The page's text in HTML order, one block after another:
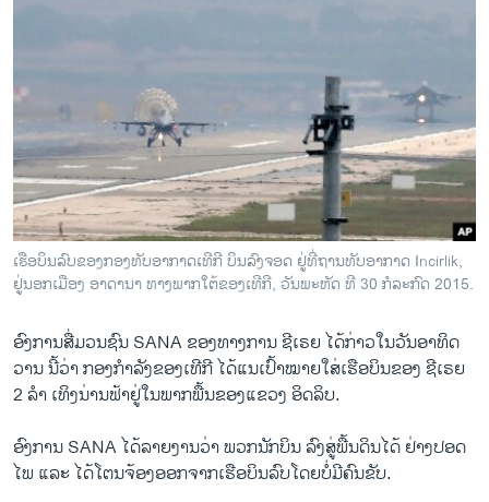
ອິດສະຫຼະພາບດ້ານການຂ່າວ
ຊຸມຊົນຊາວລາວ
ວິທະຍາສາດ-ເທັກໂນໂລຈີ
ທຸລະກິດ
ພາສາອັງກິດ
ວີດີໂອ
ສຽງ
ລາຍການກະຈາຍສຽງ
ລາຍງານ
ຕິດຕາມພວກເຮົາ ທີ່
ພາສາຕ່າງໆ
ເຮືອ​ບິນ​ລົບ​ຂອງກອງ​ທັບ​ອາ​ກາດ​ເທີ​ກີ ບິນ​ລົງຈອດ ຢູ່​ທີ່​ຖານ​ທັບອາ​ກາດ Incirlik, ​
ຢູ່ນອກ​ເມືອງ ອາ​ດາ​ນາ ທາງ​ພາກ​ໃຕ້​ຂອງ​ເທີ​ກີ, ​ວັນ​ພະ​ຫັດ ທີ 30 ກໍ​ລະ​ກົດ 2015.
ອົງ​ການ​ສື່ມວນ​ຊົນ SANA ​ຂອງ​ທາງ​ການ ​ຊີ​ເຣຍ ໄດ້​ກ່າວ​ໃນ​ວັນ​ອາ​ທິດ​
ວານ ນີ້ວ່າ ກອງ​ກຳ​ລັງ​ຂອງ​ເທີ​ກີ ໄດ້​ແນ​ເປົ້າ​ໝາຍ​ໃສ່​ເຮືອ​ບິນ​ຂອງ ​ຊີ​ເຣຍ
2 ລຳ ​ເທິງ​ນ່ານ​ຟ້າ​ຢູ່​ໃນພາກ​ພື້ນ​ຂອງ​ແຂວງ ອິດ​ລິບ.
ອົງ​ການ​ SANA ໄດ້​ລາຍ​ງານ​ວ່າ ພວກນັກ​ບິນ ​ລົງ​ສູ່​ພື້ນ​ດິນ​ໄດ້ ​ຢ່າງ​ປອດ​
ໄພ ແລະ ໄດ້​ໂຕນ​ຈ້ອງ​ອອກ​ຈາກ​ເຮືອ​ບິນ​ລົບໂດຍບໍ່​ມີ​ຄົນ​ຂັບ.